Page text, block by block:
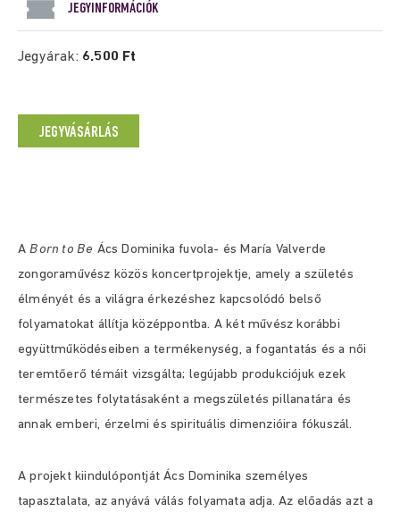
JEGYINFORMÁCIÓK
Jegyárak: 6.500 Ft
JEGYVÁSÁRLÁS
ABorn to Be Ács Dominika fuvola- és María Valverde
zongoraművész közös koncertprojektje, amely a születés
élményét és a világra érkezéshez kapcsolódó belső
folyamatokat állítja középpontba. A két művész korábbi
együttműködéseiben a termékenység, a fogantatás és a női
teremtőerő témáit vizsgálta; legújabb produkciójuk ezek
természetes folytatásaként a megszületés pillanatára és
annak emberi, érzelmi és spirituális dimenzióira fókuszál.
A projekt kiindulópontját Ács Dominika személyes
tapasztalata, az anyává válás folyamata adja. Az előadás azt a